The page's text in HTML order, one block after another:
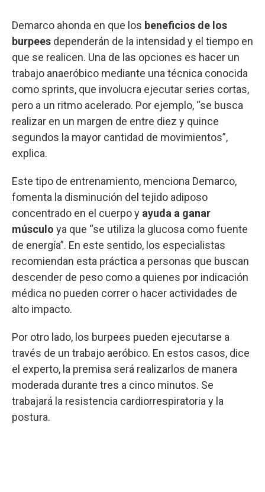
Demarco ahonda en que los beneficios de los
burpees dependerán de la intensidad y el tiempo en
que se realicen. Una de las opciones es hacer un
trabajo anaeróbico mediante una técnica conocida
como sprints, que involucra ejecutar series cortas,
pero a un ritmo acelerado. Por ejemplo, “se busca
realizar en un margen de entre diez y quince
segundos la mayor cantidad de movimientos”,
explica.
Este tipo de entrenamiento, menciona Demarco,
fomenta la disminución del tejido adiposo
concentrado en el cuerpo y ayuda a ganar
músculo ya que “se utiliza la glucosa como fuente
de energía”. En este sentido, los especialistas
recomiendan esta práctica a personas que buscan
descender de peso como a quienes por indicación
médica no pueden correr o hacer actividades de
alto impacto.
Por otro lado, los burpees pueden ejecutarse a
través de un trabajo aeróbico. En estos casos, dice
el experto, la premisa será realizarlos de manera
moderada durante tres a cinco minutos. Se
trabajará la resistencia cardiorrespiratoria y la
postura.